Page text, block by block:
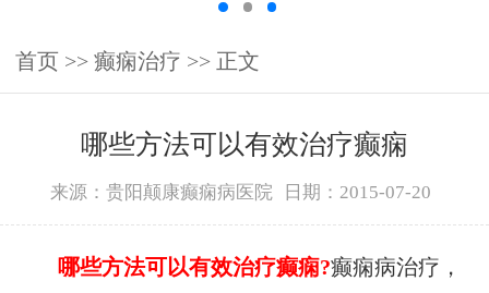
首页 >> 癫痫治疗 >> 正文
哪些方法可以有效治疗癫痫
来源：贵阳颠康癫痫病医院 日期：2015-07-20
哪些方法可以有效治疗癫痫?癫痫病治疗 ，